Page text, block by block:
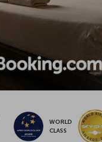
WORLD
CLASS